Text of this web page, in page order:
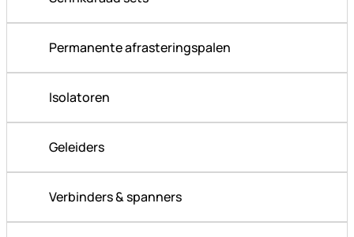
Permanente afrasteringspalen
Isolatoren
Geleiders
Verbinders & spanners